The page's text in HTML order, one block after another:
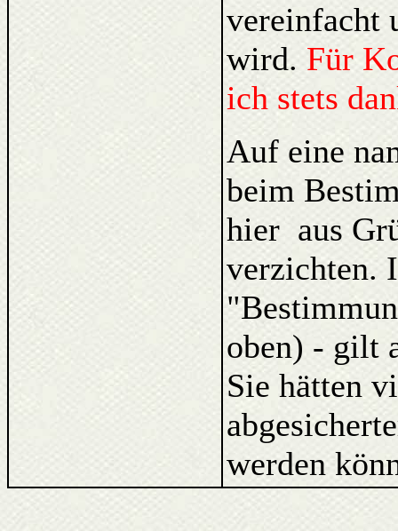
vereinfacht
wird. Für
ich stets
Auf eine
beim
hier aus
verzichten.
oben) - gilt
Sie hätten
werden